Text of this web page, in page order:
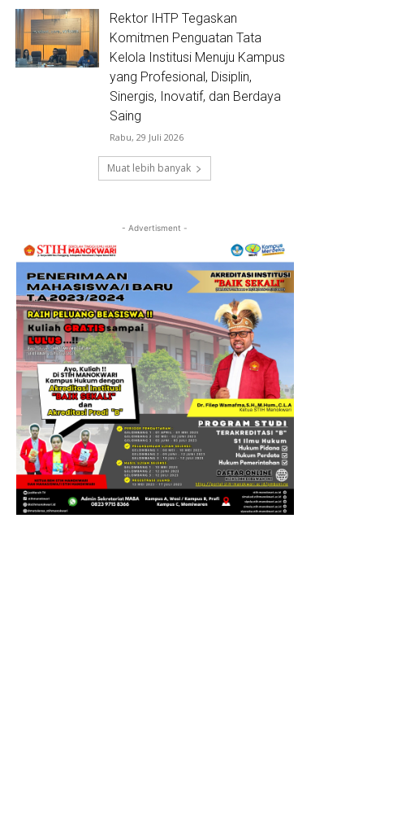
Rektor IHTP Tegaskan
Komitmen Penguatan Tata
Kelola Institusi Menuju Kampus
yang Profesional, Disiplin,
Sinergis, Inovatif, dan Berdaya
Saing
Rabu, 29 Juli 2026
Muat lebih banyak
- Advertisment -